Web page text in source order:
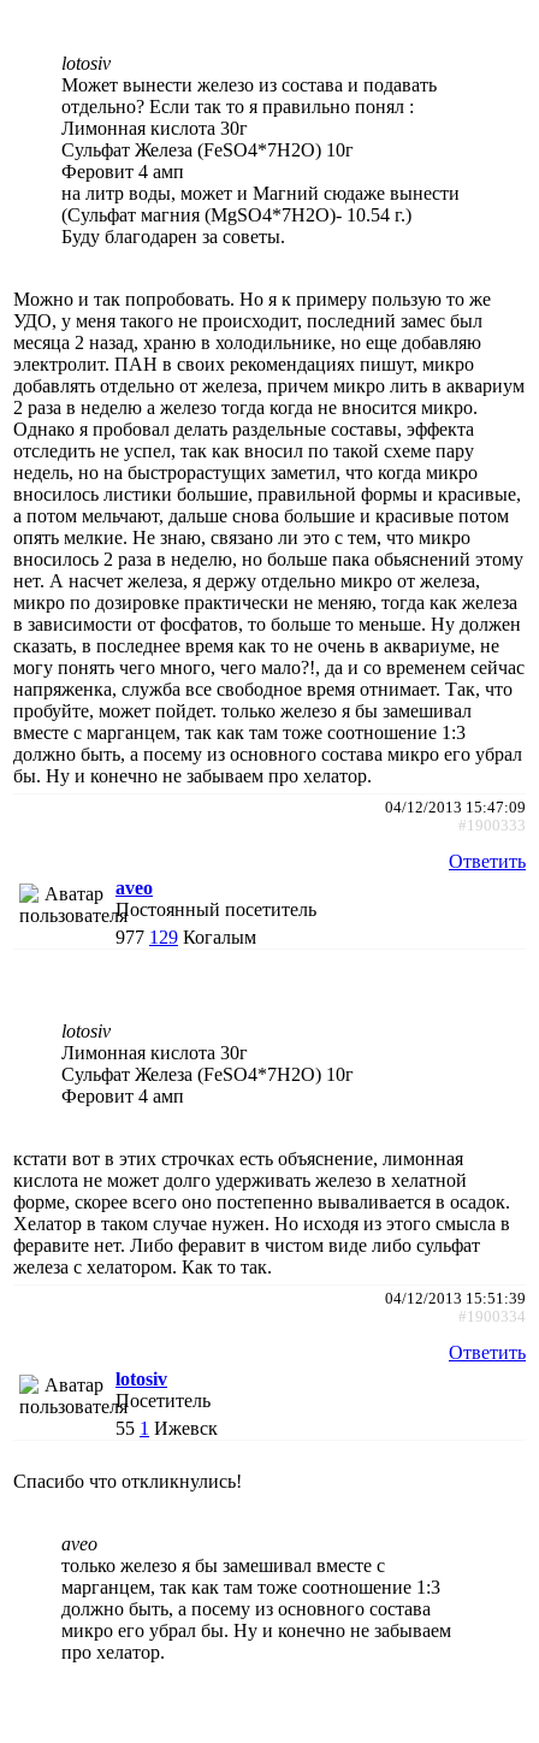
lotosiv
Может вынести железо из состава и подавать
отдельно? Если так то я правильно понял :
Лимонная кислота 30г
Сульфат Железа (FeSO4*7H2O) 10г
Феровит 4 амп
на литр воды, может и Магний сюдаже вынести
(Сульфат магния (MgSO4*7H2O)- 10.54 г.)
Буду благодарен за советы.
Можно и так попробовать. Но я к примеру пользую то же
УДО, у меня такого не происходит, последний замес был
месяца 2 назад, храню в холодильнике, но еще добавляю
электролит. ПАН в своих рекомендациях пишут, микро
добавлять отдельно от железа, причем микро лить в аквариум
2 раза в неделю а железо тогда когда не вносится микро.
Однако я пробовал делать раздельные составы, эффекта
отследить не успел, так как вносил по такой схеме пару
недель, но на быстрорастущих заметил, что когда микро
вносилось листики большие, правильной формы и красивые,
а потом мельчают, дальше снова большие и красивые потом
опять мелкие. Не знаю, связано ли это с тем, что микро
вносилось 2 раза в неделю, но больше пака обьяснений этому
нет. А насчет железа, я держу отдельно микро от железа,
микро по дозировке практически не меняю, тогда как железа
в зависимости от фосфатов, то больше то меньше. Ну должен
сказать, в последнее время как то не очень в аквариуме, не
могу понять чего много, чего мало?!, да и со временем сейчас
напряженка, служба все свободное время отнимает. Так, что
пробуйте, может пойдет. только железо я бы замешивал
вместе с марганцем, так как там тоже соотношение 1:3
должно быть, а посему из основного состава микро его убрал
бы. Ну и конечно не забываем про хелатор.
04/12/2013 15:47:09
#1900333
Ответить
aveo
Постоянный посетитель
977 129 Когалым
lotosiv
Лимонная кислота 30г
Сульфат Железа (FeSO4*7H2O) 10г
Феровит 4 амп
кстати вот в этих строчках есть объяснение, лимонная
кислота не может долго удерживать железо в хелатной
форме, скорее всего оно постепенно вываливается в осадок.
Хелатор в таком случае нужен. Но исходя из этого смысла в
феравите нет. Либо феравит в чистом виде либо сульфат
железа с хелатором. Как то так.
04/12/2013 15:51:39
#1900334
Ответить
lotosiv
Посетитель
55 1 Ижевск
Спасибо что откликнулись!
aveo
только железо я бы замешивал вместе с
марганцем, так как там тоже соотношение 1:3
должно быть, а посему из основного состава
микро его убрал бы. Ну и конечно не забываем
про хелатор.